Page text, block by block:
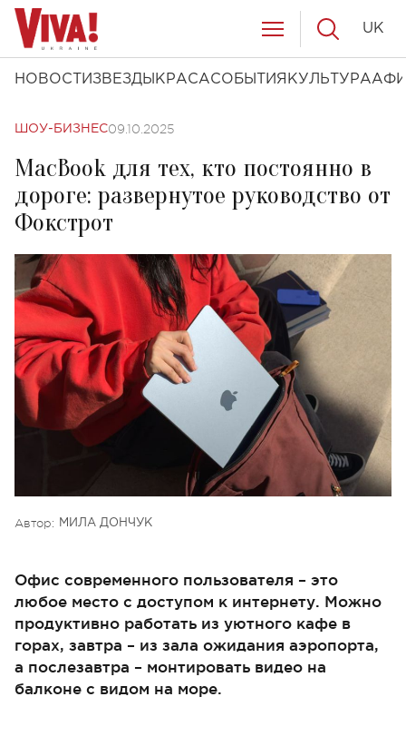
НОВОСТИ ЗВЕЗДЫ КРАСАСОБЫТИЯ КУЛЬТУРА
UK
ШОУ-БИЗНЕС09.10.2025
MacBook для тех, кто постоянно в
дороге: развернутое руководство от
Фокстрот
Автор: МИЛА ДОНЧУК
Офис современного пользователя – это
любое место с доступом к интернету. Можно
продуктивно работать из уютного кафе в
горах, завтра – из зала ожидания аэропорта,
а послезавтра – монтировать видео на
балконе с видом на море.